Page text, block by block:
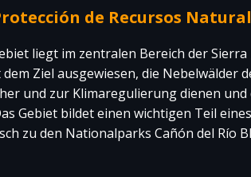
de Recursos
liegt im zentralen Bereich der
dem Ziel ausgewiesen, die Nebelwälder
und zur Klimaregulierung dienen
Gebiet bildet einen wichtigen Teil
zu den Nationalparks Cañón del Río